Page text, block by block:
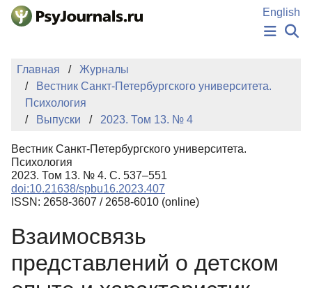
Перейти к основному содержанию
English
НОВОСТИ
ИЗДАНИЯ
АВТОРЫ
БАЗА ЗНАНИЙ
КЛЮЧЕВЫЕ СЛОВА
Регистрация
Главная
Журналы
Вестник Санкт-Петербургского университета.
Психология
Выпуски
2023. Том 13. № 4
Вестник Санкт-Петербургского университета.
Психология
2023. Том 13. № 4. С. 537–551
doi:10.21638/spbu16.2023.407
ISSN: 2658-3607 / 2658-6010 (online)
Взаимосвязь
представлений о детском